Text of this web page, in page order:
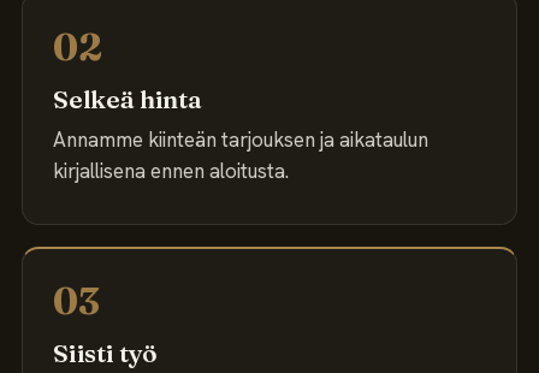
02
Selkeä hinta
Annamme kiinteän tarjouksen ja aikataulun
kirjallisena ennen aloitusta.
03
Siisti työ